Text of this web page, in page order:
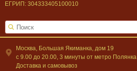
Москва, Большая Якиманка, дом 19
c 9.00 до 20.00, 3 минуты от метро Полянка
Доставка и самовывоз
ЕГРИП: 304333405100010